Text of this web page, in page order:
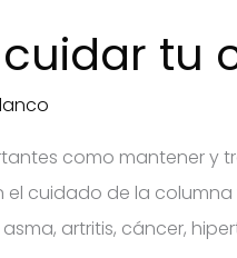
tu
como mantener y
cuidado de la
artritis, cáncer,